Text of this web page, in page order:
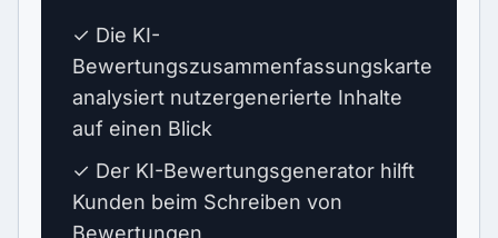
✓ Die KI-
Bewertungszusammenfassungskarte
analysiert nutzergenerierte Inhalte
auf einen Blick
✓ Der KI-Bewertungsgenerator hilft
Kunden beim Schreiben von
Bewertungen